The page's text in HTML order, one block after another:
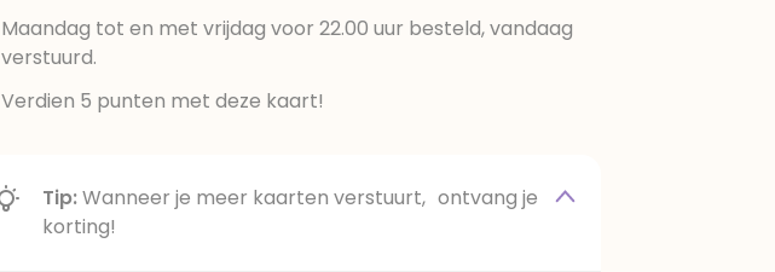
Maandag tot en met vrijdag voor 22.00 uur besteld, vandaag
verstuurd.
Verdien 5 punten met deze kaart!
Tip:Wanneer je meer kaarten verstuurt, ontvang je
korting!